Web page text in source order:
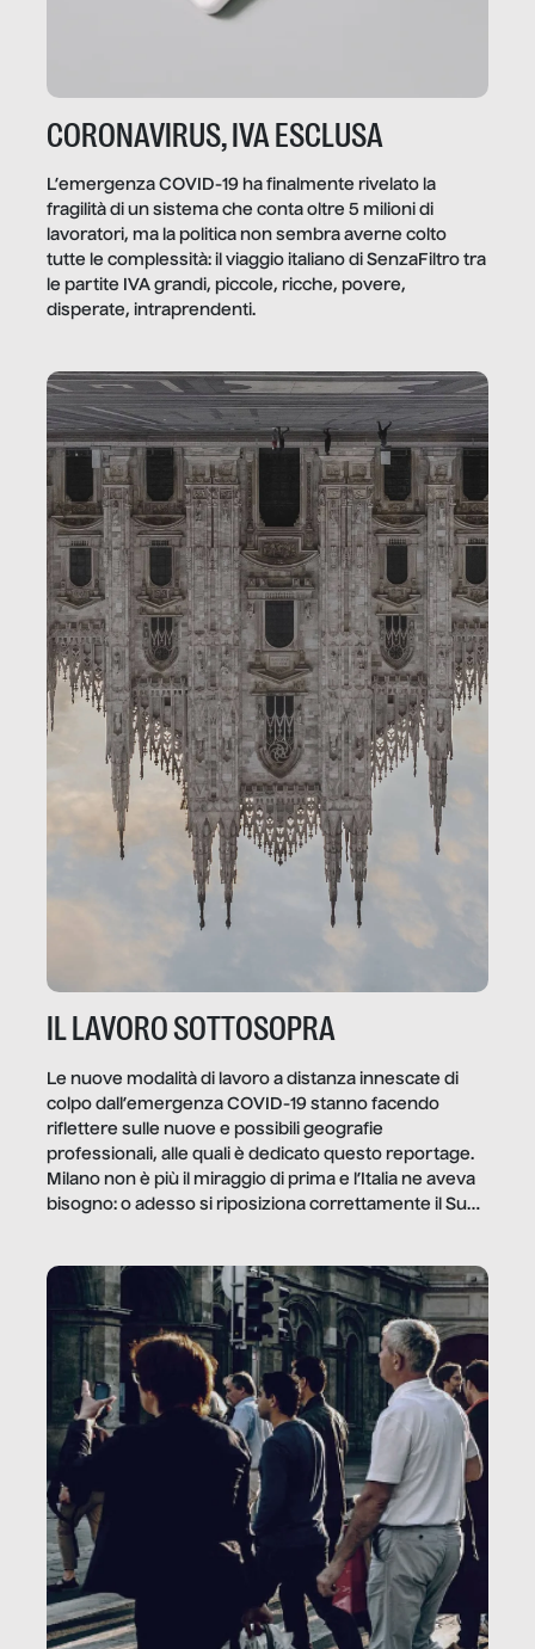
CORONAVIRUS, IVA ESCLUSA
L’emergenza COVID-19 ha finalmente rivelato la
fragilità di un sistema che conta oltre 5 milioni di
lavoratori, ma la politica non sembra averne colto
tutte le complessità: il viaggio italiano di SenzaFiltro tra
le partite IVA grandi, piccole, ricche, povere,
disperate, intraprendenti.
IL LAVORO SOTTOSOPRA
Le nuove modalità di lavoro a distanza innescate di
colpo dall’emergenza COVID-19 stanno facendo
riflettere sulle nuove e possibili geografie
professionali, alle quali è dedicato questo reportage.
Milano non è più il miraggio di prima e l’Italia ne aveva
bisogno: o adesso si riposiziona correttamente il Sud